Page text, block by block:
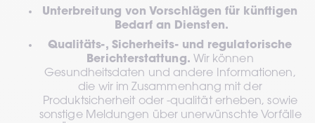
Unterbreitung von Vorschlägen für künftigen
Bedarf an Diensten.
Qualitäts-, Sicherheits- und regulatorische
Berichterstattung. Wir können
Gesundheitsdaten und andere Informationen,
die wir im Zusammenhang mit der
Produktsicherheit oder -qualität erheben, sowie
sonstige Meldungen über unerwünschte Vorfälle